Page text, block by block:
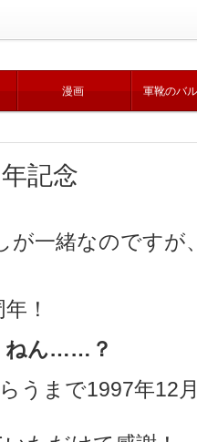
漫画 軍靴のバ
記念
一緒なのですが
！
ねん……？
うまで1997年12